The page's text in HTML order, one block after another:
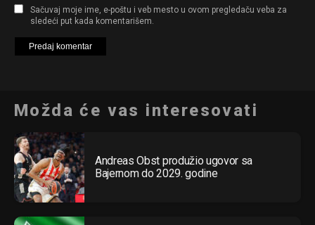
Sačuvaj moje ime, e-poštu i veb mesto u ovom pregledaču veba za
sledeći put kada komentarišem.
Možda će vas interesovati
Andreas Obst produžio ugovor sa
Bajernom do 2029. godine